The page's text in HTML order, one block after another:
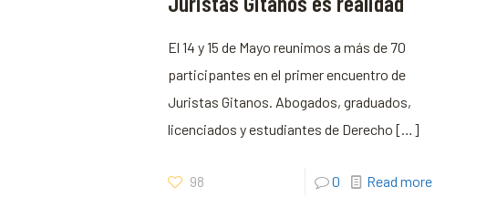
El 14 y 15 de Mayo reunimos a más de 70
participantes en el primer encuentro de
Juristas Gitanos. Abogados, graduados,
licenciados y estudiantes de Derecho […]
98 0 Read more